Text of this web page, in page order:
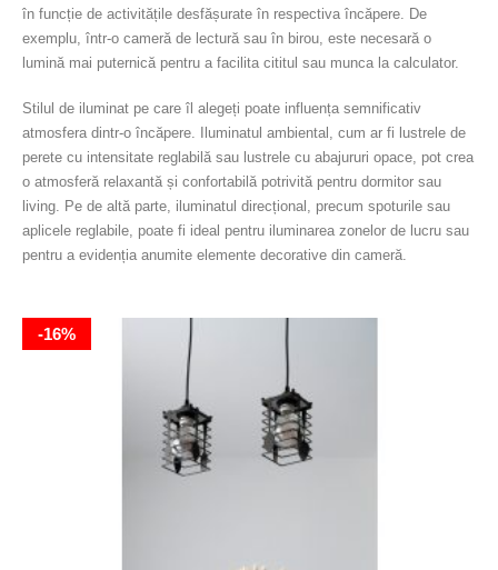
în funcție de activitățile desfășurate în respectiva încăpere. De
exemplu, într-o cameră de lectură sau în birou, este necesară o
lumină mai puternică pentru a facilita cititul sau munca la calculator.
Stilul de iluminat pe care îl alegeți poate influența semnificativ
atmosfera dintr-o încăpere. Iluminatul ambiental, cum ar fi lustrele de
perete cu intensitate reglabilă sau lustrele cu abajururi opace, pot crea
o atmosferă relaxantă și confortabilă potrivită pentru dormitor sau
living. Pe de altă parte, iluminatul direcțional, precum spoturile sau
aplicele reglabile, poate fi ideal pentru iluminarea zonelor de lucru sau
pentru a evidenția anumite elemente decorative din cameră.
-16%